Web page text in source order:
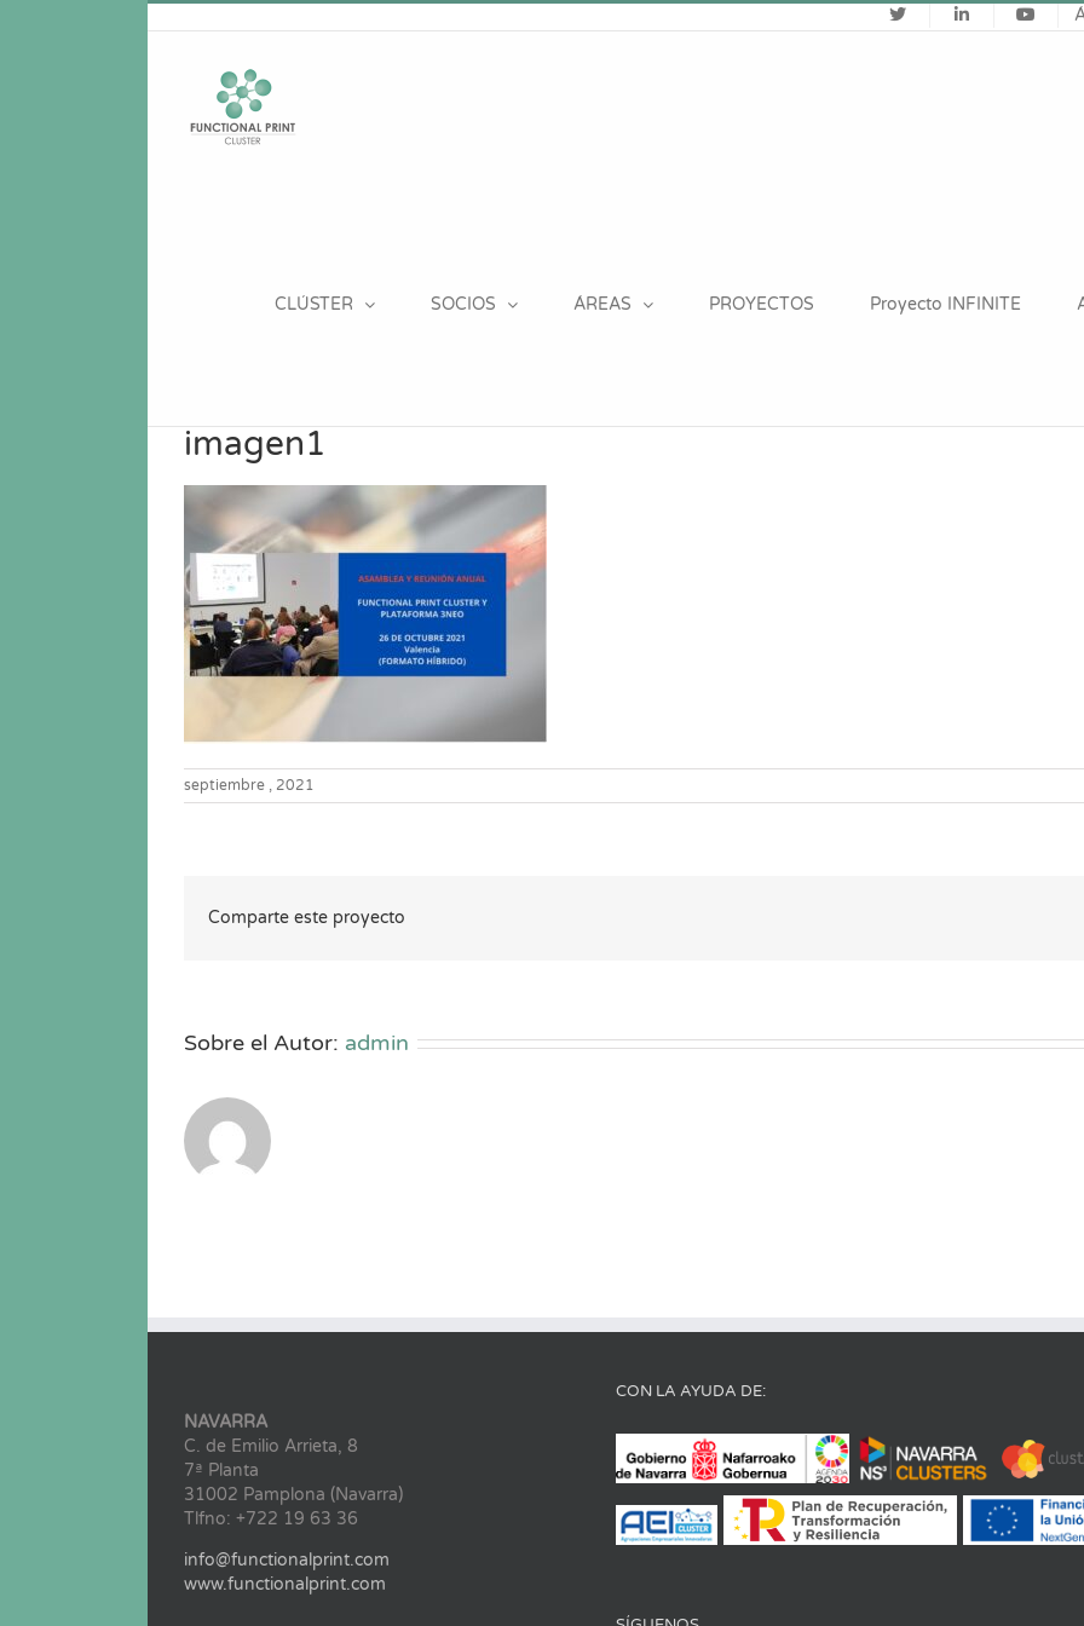
CLÚSTER SOCIOS ÁREAS PROYECTOS Proyecto INFINITE
imagen1
septiembre , 2021
Comparte este proyecto
Sobre el Autor: admin
NAVARRA
C. de Emilio Arrieta, 8
7ª Planta
31002 Pamplona (Navarra)
Tlfno: +722 19 63 36
info@functionalprint.com
www.functionalprint.com
CON LA AYUDA DE: